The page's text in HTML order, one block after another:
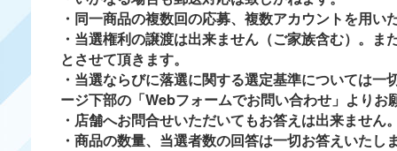
・同一商品の複数回の応募、複数アカウントを用
・当選権利の譲渡は出来ません（ご家族含む）。
とさせて頂きます。
・当選ならびに落選に関する選定基準については
ージ下部の「Webフォームでお問い合わせ」よりお
・店舗へお問合せいただいてもお答えは出来ません
・商品の数量、当選者数の回答は一切お答えいたし